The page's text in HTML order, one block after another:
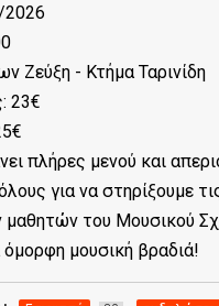
2026
Ζεύξη - Κτήμα Ταρινίδη
23€
πλήρες μενού και
για να στηρίξουμε
του Μουσικού
μουσική βραδιά!